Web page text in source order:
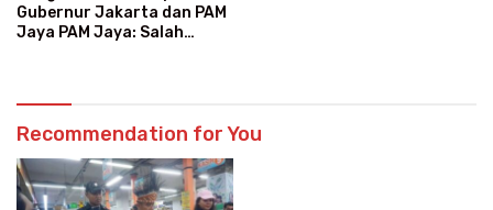
Gubernur Jakarta dan PAM
Jaya PAM Jaya: Salah
Recommendation for You